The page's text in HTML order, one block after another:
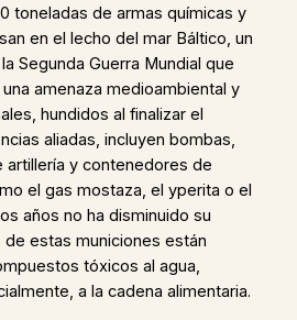
toneladas de armas químicas y
en el lecho del mar Báltico, un
Segunda Guerra Mundial que
amenaza medioambiental y
hundidos al finalizar el
aliadas, incluyen bombas,
artillería y contenedores de
el gas mostaza, el yperita o el
años no ha disminuido su
estas municiones están
tóxicos al agua,
a la cadena alimentaria.